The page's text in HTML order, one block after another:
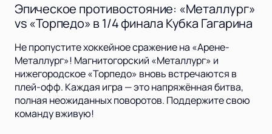
Эпическое противостояние: «Металлург»
vs «Торпедо» в 1/4 финала Кубка Гагарина
Не пропустите хоккейное сражение на «Арене-
Металлург»! Магнитогорский «Металлург» и
нижегородское «Торпедо» вновь встречаются в
плей-офф. Каждая игра — это напряжённая битва,
полная неожиданных поворотов. Поддержите свою
команду вживую!